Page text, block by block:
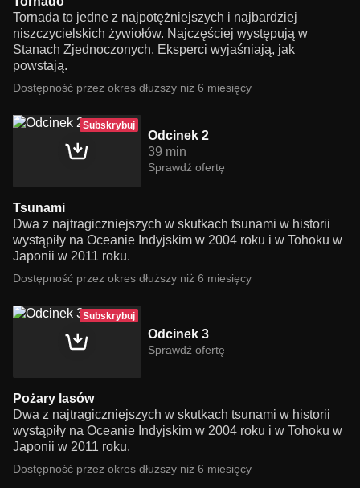
Tornada to jedne z najpotężniejszych i najbardziej
niszczycielskich żywiołów. Najczęściej występują w
Stanach Zjednoczonych. Eksperci wyjaśniają, jak
powstają.
Dostępność przez okres dłuższy niż 6 miesięcy
Subskrybuj
Odcinek 2
39 min
Sprawdź ofertę
Tsunami
Dwa z najtragiczniejszych w skutkach tsunami w historii
wystąpiły na Oceanie Indyjskim w 2004 roku i w Tohoku w
Japonii w 2011 roku.
Dostępność przez okres dłuższy niż 6 miesięcy
Subskrybuj
Odcinek 3
Sprawdź ofertę
Pożary lasów
Dwa z najtragiczniejszych w skutkach tsunami w historii
wystąpiły na Oceanie Indyjskim w 2004 roku i w Tohoku w
Japonii w 2011 roku.
Dostępność przez okres dłuższy niż 6 miesięcy